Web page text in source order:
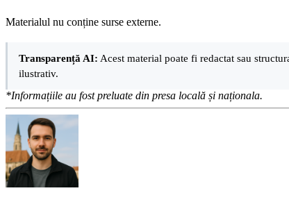
Materialul nu conține surse externe.
Transparență AI: Acest material poate fi redactat sau
ilustrativ.
*Informațiile au fost preluate din presa locală și naționala.